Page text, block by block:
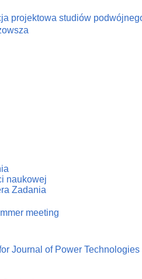
projektowa studiów
naukowej
Zadania
meeting
Journal of Power Technologies